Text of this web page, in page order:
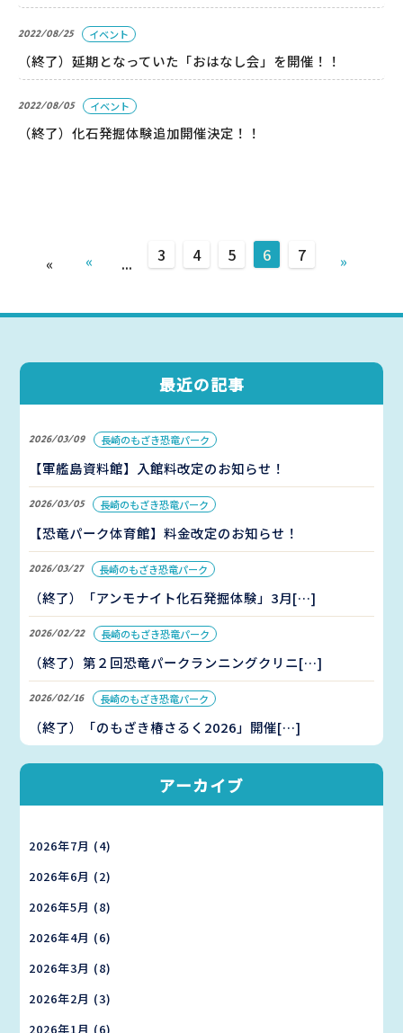
2022/08/25 イベント
（終了）延期となっていた「おはなし会」を開催！！
2022/08/05 イベント
（終了）化石発掘体験追加開催決定！！
« « ... 3 4 5 6 7 »
最近の記事
2026/03/09 長崎のもざき恐竜パーク
【軍艦島資料館】入館料改定のお知らせ！
2026/03/05 長崎のもざき恐竜パーク
【恐竜パーク体育館】料金改定のお知らせ！
2026/03/27 長崎のもざき恐竜パーク
（終了）「アンモナイト化石発掘体験」3月[…]
2026/02/22 長崎のもざき恐竜パーク
（終了）第２回恐竜パークランニングクリニ[…]
2026/02/16 長崎のもざき恐竜パーク
（終了）「のもざき椿さるく2026」開催[…]
アーカイブ
2026年7月 (4)
2026年6月 (2)
2026年5月 (8)
2026年4月 (6)
2026年3月 (8)
2026年2月 (3)
2026年1月 (6)